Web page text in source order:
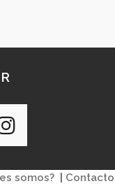
somos? Contacto